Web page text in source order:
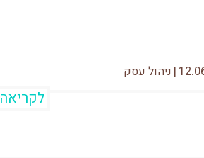
| ניהול עסק
לקריאה